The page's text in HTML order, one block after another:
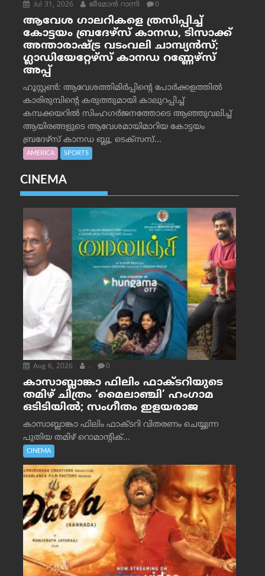
Jul 31, 2026 ജീമോന്‍ റാന്നി 0
ആവേശ ഗാലറികളെ ത്രസിപ്പിച്ച്
കോട്ടയം ബ്രദേഴ്‌സ് കാനഡ, ടിസാക്ക്
അന്താരാഷ്ട്ര വടംവലി ചാമ്പ്യന്‍സ്;
ഗ്ലാഡിയേറ്റേഴ്‌സ് കാനഡ റണ്ണേഴ്‌സ്
അപ്പ്
ഹൂസ്റ്റണ്‍: ആവേശത്തിമിര്‍പ്പിന്റെ പോര്‍ക്കളത്തില്‍
കാരിരുമ്പിന്റെ കരുത്തുമായി കാലുറപ്പിച്ച്
കമ്പക്കയറില്‍ സിംഹഗര്‍ജനത്തോടെ ആഞ്ഞുവലിച്ച്
ആയിരങ്ങളുടെ ആവേശമായിമാറിയ കോട്ടയം
ബ്രദേഴ്‌സ് കാനഡ ബ്ലൂ, ടെക്‌സസ്...
AMERICA SPORTS
CINEMA
Aug 6, 2026 . 0
കാസാബ്ലാങ്കാ ഫിലിം ഫാക്ടറിയുടെ
തമിഴ് ചിത്രം ‘മൈലാഞ്ചി’ ഹംഗാമ
ഒടിടിയിൽ; സംഗീതം ഇളയരാജ
കാസാബ്ലാങ്കാ ഫിലിം ഫാക്ടറി വിതരണം ചെയ്യുന്ന
പുതിയ തമിഴ് റൊമാന്റിക്...
CINEMA